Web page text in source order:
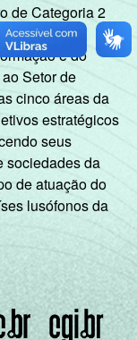
de Categoria 2
ao
e do
Setor de
cinco áreas da
estratégicos
seus
sociedades da
de atuação do
lusófonos da